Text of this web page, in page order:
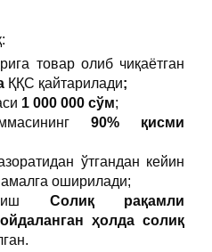
товар олиб чиқаётган
ҚҚС қайтарилади;
1 000 000 сўм;
90% қисми
ўтгандан кейин
амалга оширилади;
Солиқ рақамли
ҳолда солиқ